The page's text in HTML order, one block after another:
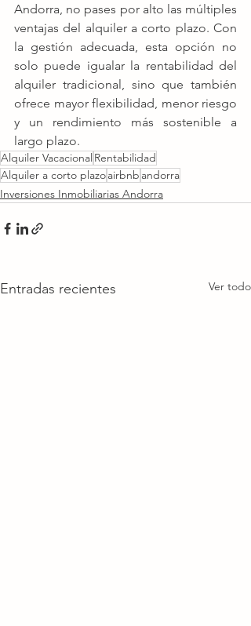
Andorra, no pases por alto las múltiples
ventajas del alquiler a corto plazo. Con
la gestión adecuada, esta opción no
solo puede igualar la rentabilidad del
alquiler tradicional, sino que también
ofrece mayor flexibilidad, menor riesgo
y un rendimiento más sostenible a
largo plazo.
Alquiler Vacacional Rentabilidad
Alquiler a corto plazoairbnb andorra
Inversiones Inmobiliarias Andorra
Entradas recientes Ver todo